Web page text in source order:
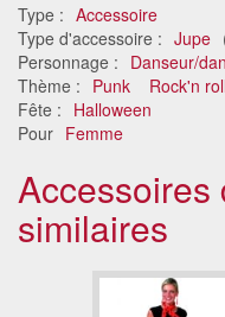
Type : Accessoire
Type d'accessoire : Jupe
Personnage : Danseur/
Thème : Punk
Rock'n
Fête : Halloween
Pour Femme
Accessoires
similaires